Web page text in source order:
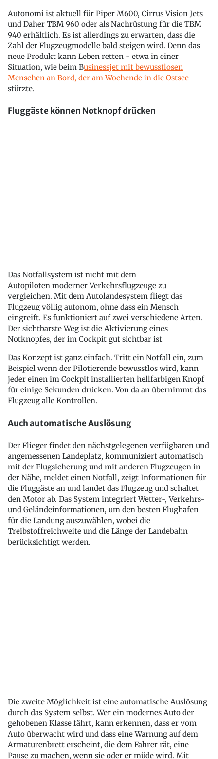
Autonomi ist aktuell für Piper M600, Cirrus Vision Jets
und Daher TBM 960 oder als Nachrüstung für die TBM
940 erhältlich. Es ist allerdings zu erwarten, dass die
Zahl der Flugzeugmodelle bald steigen wird. Denn das
neue Produkt kann Leben retten - etwa in einer
Situation, wie beim Businessjet mit bewusstlosen
Menschen an Bord, der am Wochende in die Ostsee
stürzte.
Fluggäste können Notknopf drücken
Das Notfallsystem ist nicht mit dem
Autopiloten moderner Verkehrsflugzeuge zu
vergleichen. Mit dem Autolandesystem fliegt das
Flugzeug völlig autonom, ohne dass ein Mensch
eingreift. Es funktioniert auf zwei verschiedene Arten.
Der sichtbarste Weg ist die Aktivierung eines
Notknopfes, der im Cockpit gut sichtbar ist.
Das Konzept ist ganz einfach. Tritt ein Notfall ein, zum
Beispiel wenn der Pilotierende bewusstlos wird, kann
jeder einen im Cockpit installierten hellfarbigen Knopf
für einige Sekunden drücken. Von da an übernimmt das
Flugzeug alle Kontrollen.
Auch automatische Auslösung
Der Flieger findet den nächstgelegenen verfügbaren und
angemessenen Landeplatz, kommuniziert automatisch
mit der Flugsicherung und mit anderen Flugzeugen in
der Nähe, meldet einen Notfall, zeigt Informationen für
die Fluggäste an und landet das Flugzeug und schaltet
den Motor ab. Das System integriert Wetter-, Verkehrs-
und Geländeinformationen, um den besten Flughafen
für die Landung auszuwählen, wobei die
Treibstoffreichweite und die Länge der Landebahn
berücksichtigt werden.
Die zweite Möglichkeit ist eine automatische Auslösung
durch das System selbst. Wer ein modernes Auto der
gehobenen Klasse fährt, kann erkennen, dass er vom
Auto überwacht wird und dass eine Warnung auf dem
Armaturenbrett erscheint, die dem Fahrer rät, eine
Pause zu machen, wenn sie oder er müde wird. Mit